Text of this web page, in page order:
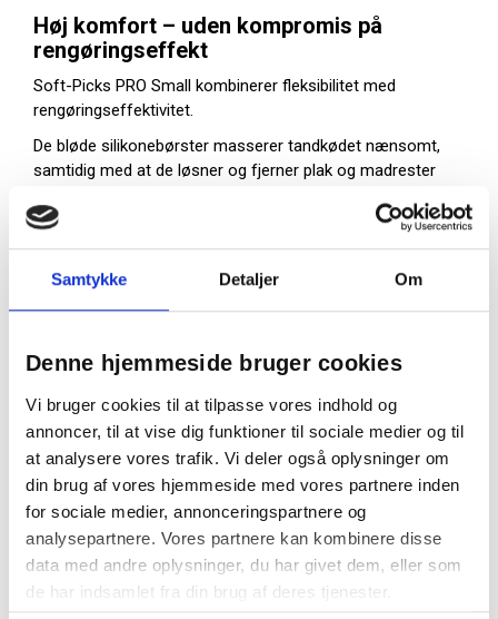
Samtykke Detaljer Om
Denne hjemmeside bruger cookies
Vi bruger cookies til at tilpasse vores indhold og
annoncer, til at vise dig funktioner til sociale medier og til
at analysere vores trafik. Vi deler også oplysninger om
din brug af vores hjemmeside med vores partnere inden
for sociale medier, annonceringspartnere og
analysepartnere. Vores partnere kan kombinere disse
data med andre oplysninger, du har givet dem, eller som
de har indsamlet fra din brug af deres tjenester.
Høj komfort – uden kompromis på
rengøringseffekt
Soft-Picks PRO Small kombinerer fleksibilitet med
rengøringseffektivitet.
De bløde silikonebørster masserer tandkødet nænsomt,
samtidig med at de løsner og fjerner plak og madrester
Det slanke design og den bøjelige konstruktion gør det
nemt at komme ind – også i de bagerste tænder – uden
at bøje, eller beskadige tandkødet.
Du får dermed en løsning, der kan bruges både af
Small?
Særligt til tætte og små tandmellemrum
Bløde silikonespidser – skånsomme mod
tandkødet
Uden metaltråd – velegnet ved implantater og
følsomhed
Ergonomisk håndtag – giver god kontrol
Praktisk etui medfølger – nem at have med